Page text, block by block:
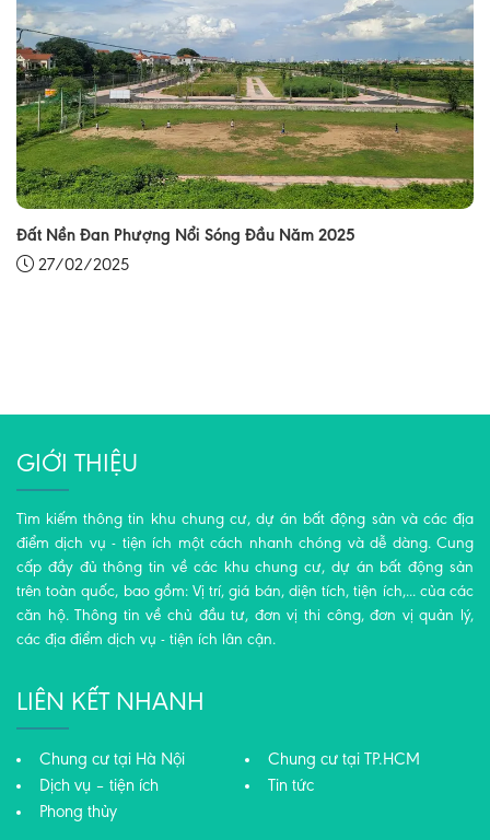
Đất Nền Đan Phượng Nổi Sóng Đầu Năm 2025
27/02/2025
GIỚI THIỆU
Tìm kiếm thông tin khu chung cư, dự án bất động sản và các địa
điểm dịch vụ - tiện ích một cách nhanh chóng và dễ dàng. Cung
cấp đầy đủ thông tin về các khu chung cư, dự án bất động sản
trên toàn quốc, bao gồm: Vị trí, giá bán, diện tích, tiện ích,... của các
căn hộ. Thông tin về chủ đầu tư, đơn vị thi công, đơn vị quản lý,
các địa điểm dịch vụ - tiện ích lân cận.
LIÊN KẾT NHANH
Chung cư tại Hà Nội
Chung cư tại TP.HCM
Dịch vụ – tiện ích
Tin tức
Phong thủy